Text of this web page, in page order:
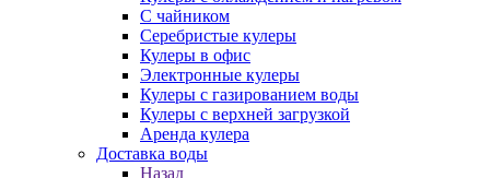
С чайником
Серебристые кулеры
Кулеры в офис
Электронные кулеры
Кулеры с газированием воды
Кулеры с верхней загрузкой
Аренда кулера
Доставка воды
Назад